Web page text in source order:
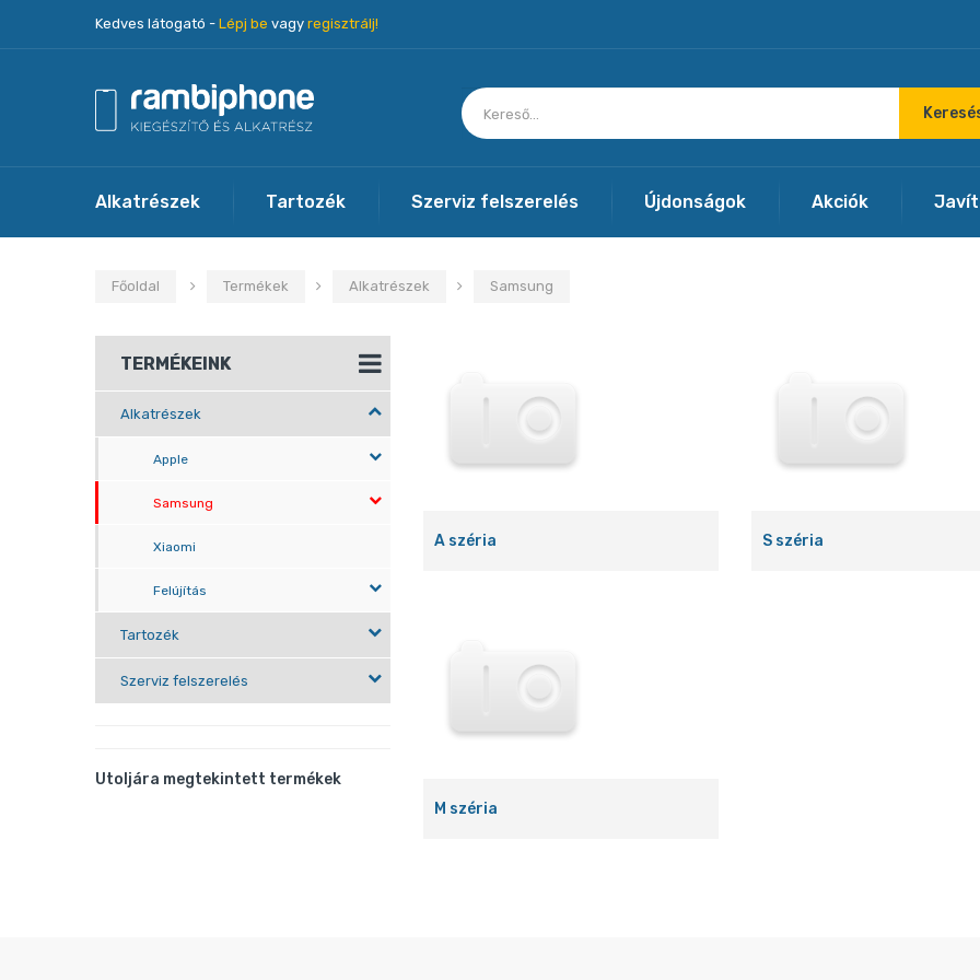
Kedves látogató - Lépj be vagy regisztrálj!
Alkatrészek Tartozék Szerviz felszerelés Újdonságok Akciók
Főoldal Termékek Alkatrészek Samsung
TERMÉKEINK
Alkatrészek
Apple
Samsung
Xiaomi
Felújítás
Tartozék
Szerviz felszerelés
Utoljára megtekintett termékek
A széria S széria
M széria